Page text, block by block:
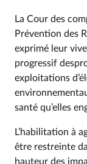
La Cour des
Prévention des
exprimé leur
progressif
exploitations
santé qu’elles
L’habilitation à
être restreinte
hauteur des